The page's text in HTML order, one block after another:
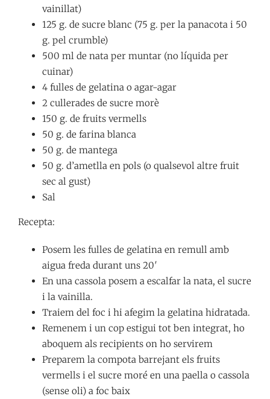
vainillat)
125 g. de sucre blanc (75 g. per la panacota i 50
g. pel crumble)
500 ml de nata per muntar (no líquida per
cuinar)
4 fulles de gelatina o agar-agar
2 cullerades de sucre morè
150 g. de fruits vermells
50 g. de farina blanca
50 g. de mantega
50 g. d’ametlla en pols (o qualsevol altre fruit
sec al gust)
Sal
Recepta:
Posem les fulles de gelatina en remull amb
aigua freda durant uns 20′
En una cassola posem a escalfar la nata, el sucre
i la vainilla.
Traiem del foc i hi afegim la gelatina hidratada.
Remenem i un cop estigui tot ben integrat, ho
aboquem als recipients on ho servirem
Preparem la compota barrejant els fruits
vermells i el sucre moré en una paella o cassola
(sense oli) a foc baix